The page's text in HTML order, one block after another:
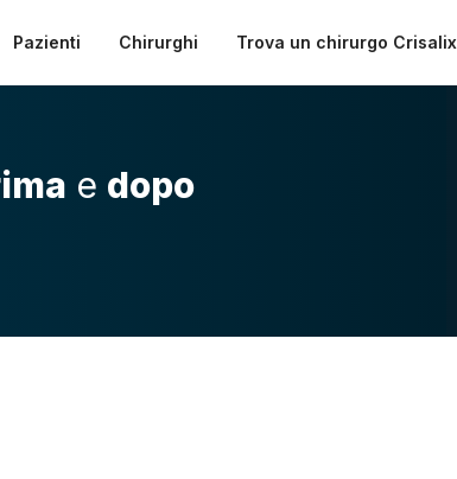
Pazienti Chirurghi Trova un chirurgo Crisalix
e dopo